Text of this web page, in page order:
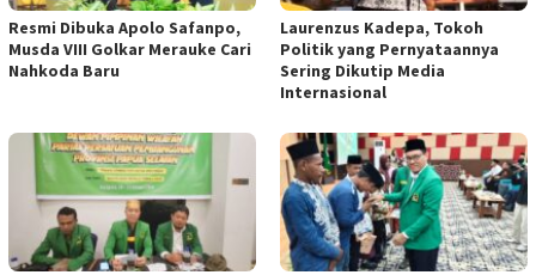
Resmi Dibuka Apolo Safanpo,
Musda VIII Golkar Merauke Cari
Nahkoda Baru
Laurenzus Kadepa, Tokoh
Politik yang Pernyataannya
Sering Dikutip Media
Internasional